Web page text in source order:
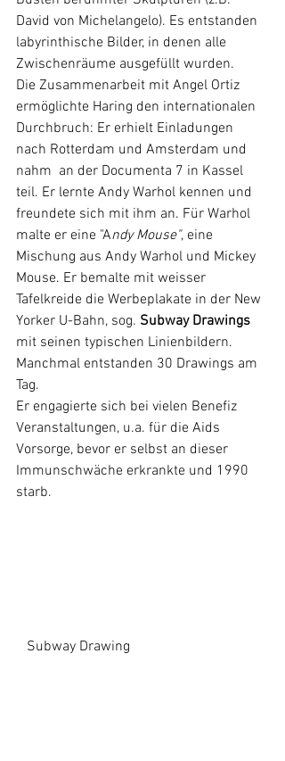
David von Michelangelo). Es entstanden
labyrinthische Bilder, in denen alle
Zwischenräume ausgefüllt wurden.
Die Zusammenarbeit mit Angel Ortiz
ermöglichte Haring den internationalen
Durchbruch: Er erhielt Einladungen
nach Rotterdam und Amsterdam und
nahm  an der Documenta 7 in Kassel
teil. Er lernte Andy Warhol kennen und
freundete sich mit ihm an. Für Warhol
malte er eine "Andy Mouse", eine
Mischung aus Andy Warhol und Mickey
Mouse. Er bemalte mit weisser
Tafelkreide die Werbeplakate in der New
Yorker U-Bahn, sog. Subway Drawings
mit seinen typischen Linienbildern.
Manchmal entstanden 30 Drawings am
Tag.
Er engagierte sich bei vielen Benefiz
Veranstaltungen, u.a. für die Aids
Vorsorge, bevor er selbst an dieser
Immunschwäche erkrankte und 1990
starb.
   Subway Drawing